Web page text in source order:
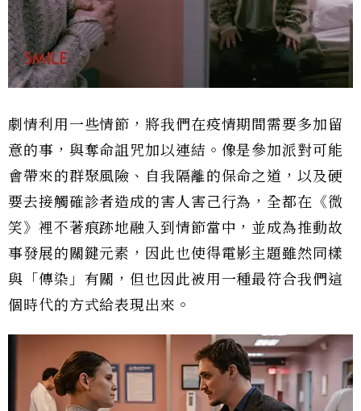
劇情利用一些情節，將我們在疫情期間需要多加留
意的事，與奪命詛咒加以連結。像是參加派對可能
會帶來的群聚風險、自我隔離的保命之道，以及硬
要去接觸確診者造成的害人害己行為，全都在《微
笑》裡不著痕跡地融入到情節當中，並成為推動故
事發展的關鍵元素，因此也使得電影主題雖然同樣
與「傳染」有關，但也因此被用一種最符合我們這
個時代的方式給表現出來。